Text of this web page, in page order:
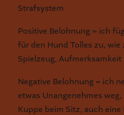
Strafsystem
Positive Belohnung = ich
für den Hund Tolles zu, wie
Spielzeug, Aufmerksamkeit
Negative Belohnung = ich
etwas Unangenehmes
Kuppe beim Sitz, auch